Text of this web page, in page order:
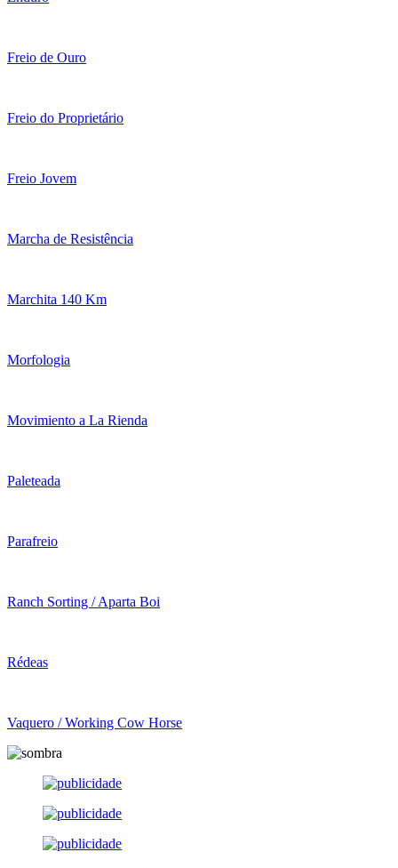
Freio de Ouro
Freio do Proprietário
Freio Jovem
Marcha de Resistência
Marchita 140 Km
Morfologia
Movimiento a La Rienda
Paleteada
Parafreio
Ranch Sorting / Aparta Boi
Rédeas
Vaquero / Working Cow Horse